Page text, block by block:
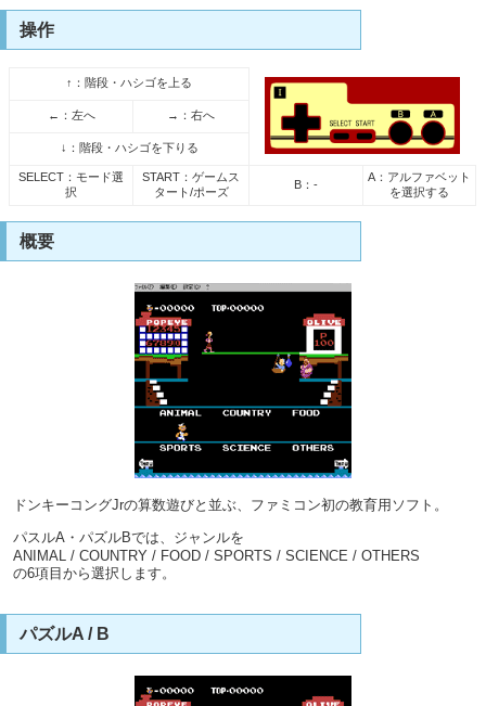
操作
↑：階段・ハシゴを上る
←：左へ →：右へ
↓：階段・ハシゴを下りる
SELECT：モード選
択
START：ゲームス
タート/ポーズ
B：-
A：アルファベット
を選択する
概要
ドンキーコングJrの算数遊びと並ぶ、ファミコン初の教育用ソフト。
パスルA・パズルBでは、ジャンルを
ANIMAL / COUNTRY / FOOD / SPORTS / SCIENCE / OTHERS
の6項目から選択します。
パズルA / B